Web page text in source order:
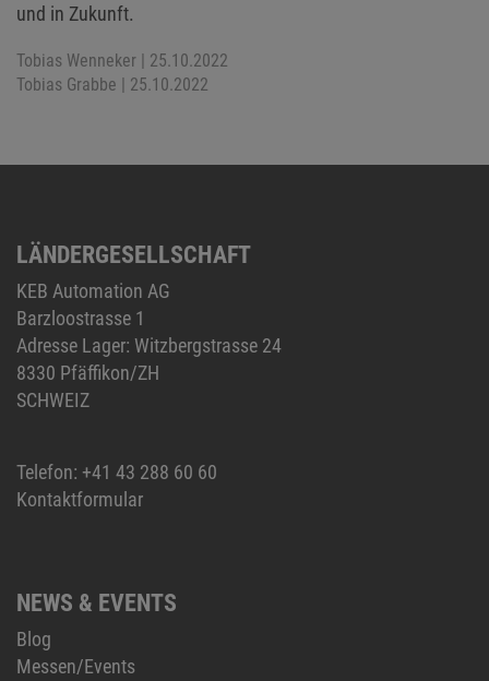
und in Zukunft.
Tobias Wenneker | 25.10.2022
Tobias Grabbe | 25.10.2022
LÄNDERGESELLSCHAFT
KEB Automation AG
Barzloostrasse 1
Adresse Lager: Witzbergstrasse 24
8330 Pfäffikon/ZH
SCHWEIZ
Telefon: +41 43 288 60 60
Kontaktformular
NEWS & EVENTS
Blog
Messen/Events